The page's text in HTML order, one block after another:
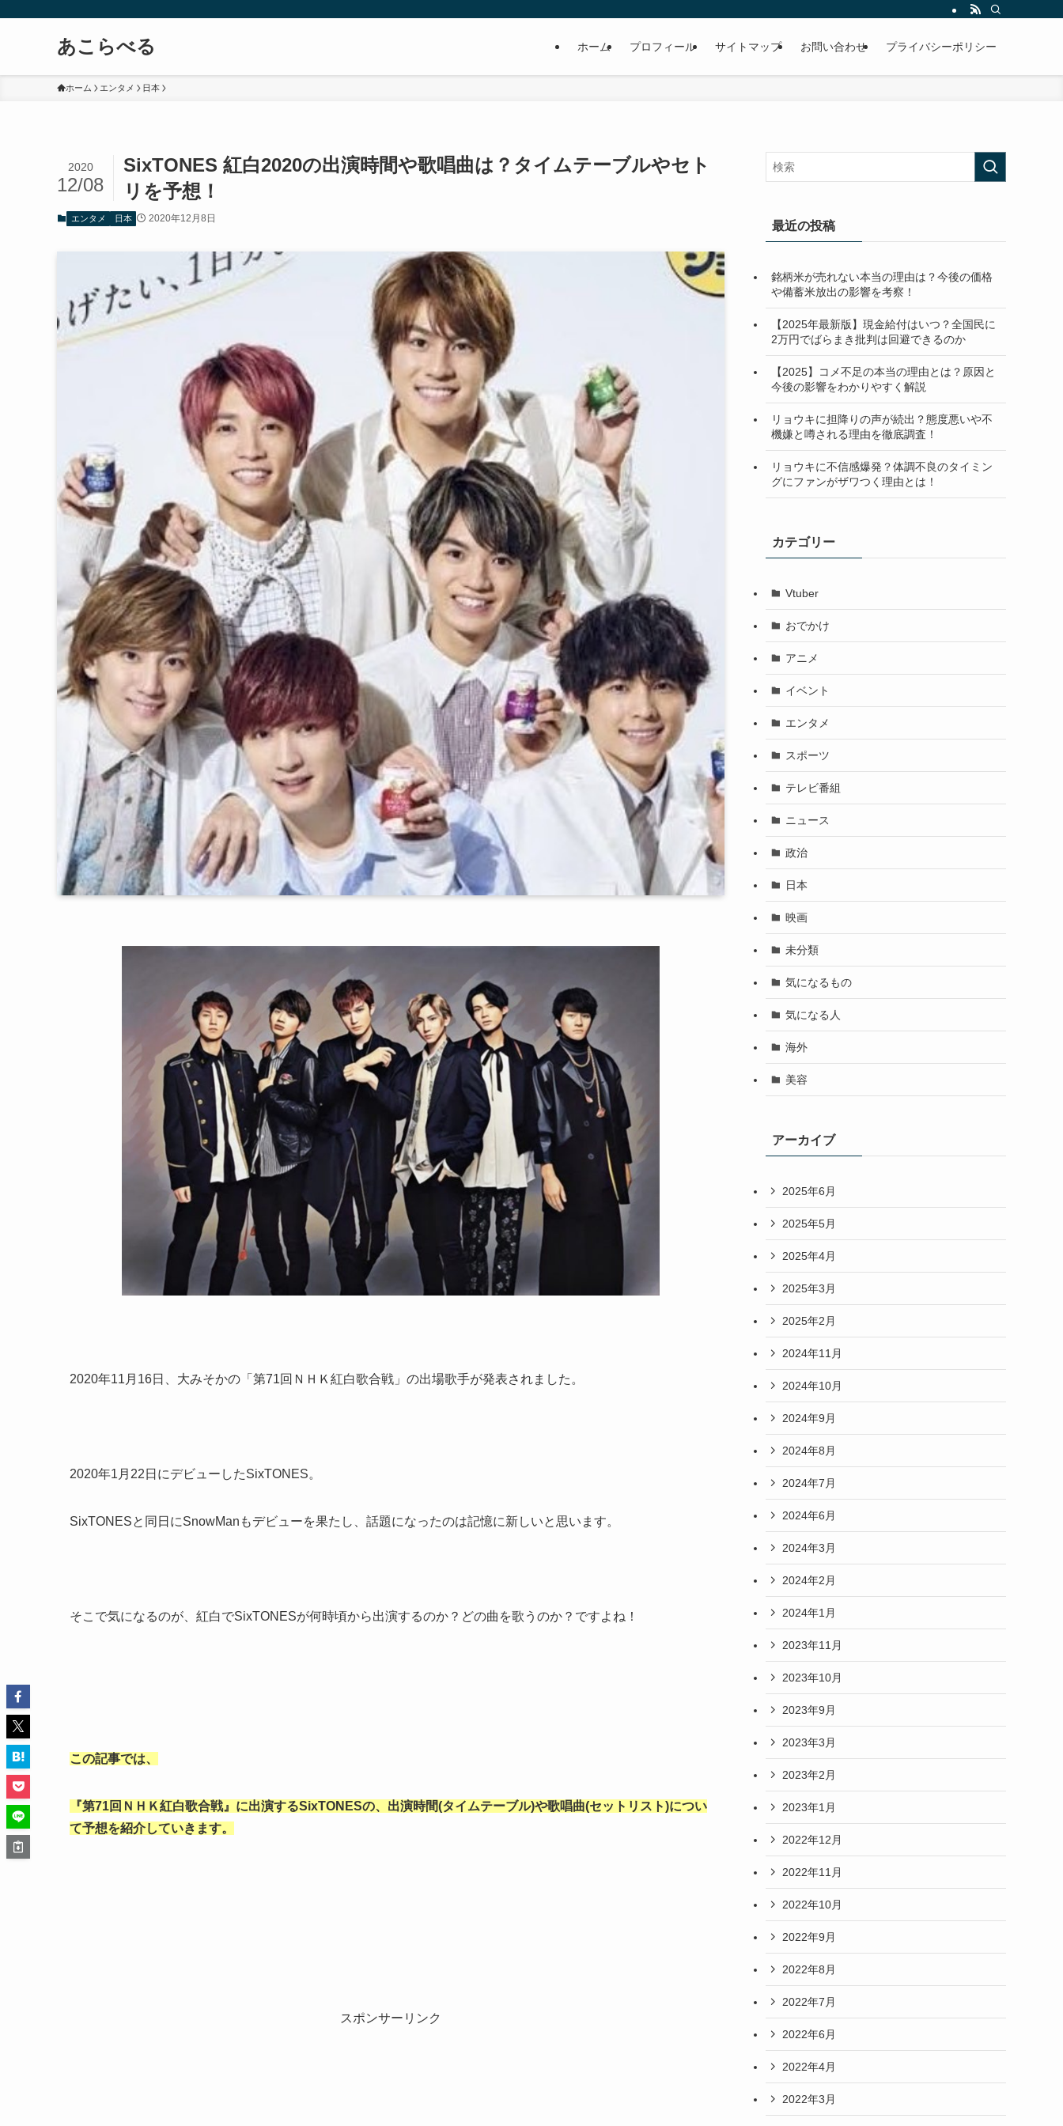
あこらべる ホーム プロフィール サイトマップ お問い合わせ プライバシーポリシー
ホーム エンタメ 日本
SixTONES 紅白2020の出演時間や歌唱曲は？タイムテーブルやセト
リを予想！
2020
12/08
エンタメ 日本 2020年12月8日
2020年11月16日、大みそかの「第71回ＮＨＫ紅白歌合戦」の出場歌手が発表されました。
2020年1月22日にデビューしたSixTONES。
SixTONESと同日にSnowManもデビューを果たし、話題になったのは記憶に新しいと思います。
そこで気になるのが、紅白でSixTONESが何時頃から出演するのか？どの曲を歌うのか？ですよね！
この記事では、
『第71回ＮＨＫ紅白歌合戦』に出演するSixTONESの、出演時間(タイムテーブル)や歌唱曲(セットリスト)につい
て予想を紹介していきます。
スポンサーリンク
最近の投稿
銘柄米が売れない本当の理由は？今後の価格
や備蓄米放出の影響を考察！
【2025年最新版】現金給付はいつ？全国民に
2万円でばらまき批判は回避できるのか
【2025】コメ不足の本当の理由とは？原因と
今後の影響をわかりやすく解説
リョウキに担降りの声が続出？態度悪いや不
機嫌と噂される理由を徹底調査！
リョウキに不信感爆発？体調不良のタイミン
グにファンがザワつく理由とは！
カテゴリー
Vtuber
おでかけ
アニメ
イベント
エンタメ
スポーツ
テレビ番組
ニュース
政治
日本
映画
未分類
気になるもの
気になる人
海外
美容
アーカイブ
2025年6月
2025年5月
2025年4月
2025年3月
2025年2月
2024年11月
2024年10月
2024年9月
2024年8月
2024年7月
2024年6月
2024年3月
2024年2月
2024年1月
2023年11月
2023年10月
2023年9月
2023年3月
2023年2月
2023年1月
2022年12月
2022年11月
2022年10月
2022年9月
2022年8月
2022年7月
2022年6月
2022年4月
2022年3月